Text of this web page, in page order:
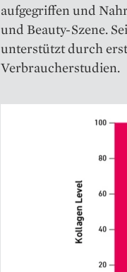
aufgegriffen und
und Beauty-Szene.
unterstützt durch
Verbraucherstudien.